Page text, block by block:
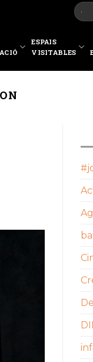
ESPAIS
VISITABLES